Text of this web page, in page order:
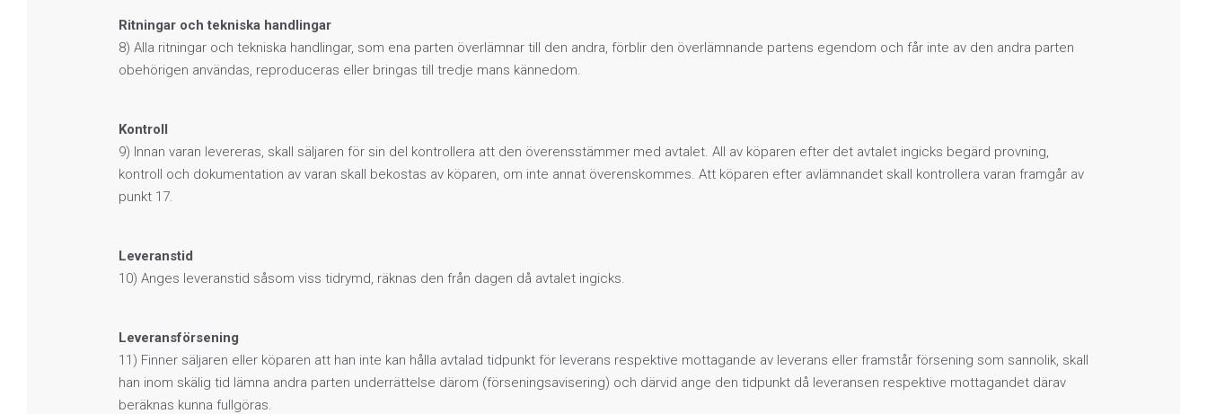
Ritningar och tekniska handlingar
8) Alla ritningar och tekniska handlingar, som ena parten överlämnar till den andra, förblir den överlämnande partens egendom och får inte av den andra parten
obehörigen användas, reproduceras eller bringas till tredje mans kännedom.
Kontroll
9) Innan varan levereras, skall säljaren för sin del kontrollera att den överensstämmer med avtalet. All av köparen efter det avtalet ingicks begärd provning,
kontroll och dokumentation av varan skall bekostas av köparen, om inte annat överenskommes. Att köparen efter avlämnandet skall kontrollera varan framgår av
punkt 17.
Leveranstid
10) Anges leveranstid såsom viss tidrymd, räknas den från dagen då avtalet ingicks.
Leveransförsening
11) Finner säljaren eller köparen att han inte kan hålla avtalad tidpunkt för leverans respektive mottagande av leverans eller framstår försening som sannolik, skall
han inom skälig tid lämna andra parten underrättelse därom (förseningsavisering) och därvid ange den tidpunkt då leveransen respektive mottagandet därav
beräknas kunna fullgöras.